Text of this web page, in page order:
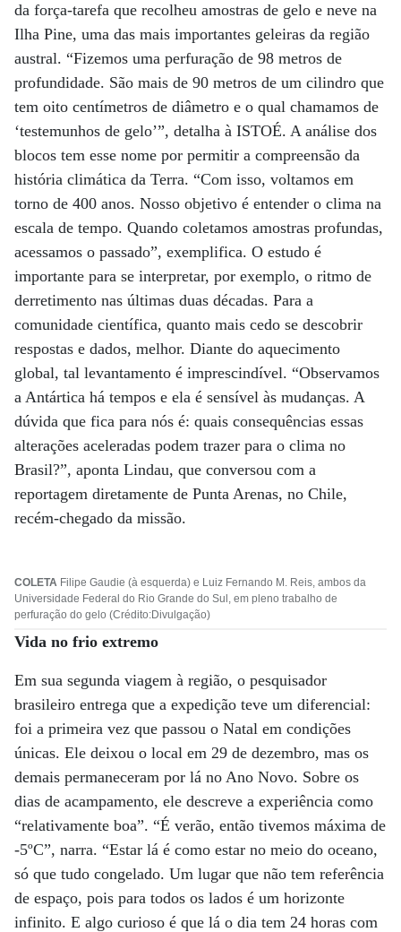
da força-tarefa que recolheu amostras de gelo e neve na
Ilha Pine, uma das mais importantes geleiras da região
austral. “Fizemos uma perfuração de 98 metros de
profundidade. São mais de 90 metros de um cilindro que
tem oito centímetros de diâmetro e o qual chamamos de
‘testemunhos de gelo’”, detalha à ISTOÉ. A análise dos
blocos tem esse nome por permitir a compreensão da
história climática da Terra. “Com isso, voltamos em
torno de 400 anos. Nosso objetivo é entender o clima na
escala de tempo. Quando coletamos amostras profundas,
acessamos o passado”, exemplifica. O estudo é
importante para se interpretar, por exemplo, o ritmo de
derretimento nas últimas duas décadas. Para a
comunidade científica, quanto mais cedo se descobrir
respostas e dados, melhor. Diante do aquecimento
global, tal levantamento é imprescindível. “Observamos
a Antártica há tempos e ela é sensível às mudanças. A
dúvida que fica para nós é: quais consequências essas
alterações aceleradas podem trazer para o clima no
Brasil?”, aponta Lindau, que conversou com a
reportagem diretamente de Punta Arenas, no Chile,
recém-chegado da missão.
COLETA Filipe Gaudie (à esquerda) e Luiz Fernando M. Reis, ambos da
Universidade Federal do Rio Grande do Sul, em pleno trabalho de
perfuração do gelo (Crédito:Divulgação)
Vida no frio extremo
Em sua segunda viagem à região, o pesquisador
brasileiro entrega que a expedição teve um diferencial:
foi a primeira vez que passou o Natal em condições
únicas. Ele deixou o local em 29 de dezembro, mas os
demais permaneceram por lá no Ano Novo. Sobre os
dias de acampamento, ele descreve a experiência como
“relativamente boa”. “É verão, então tivemos máxima de
-5ºC”, narra. “Estar lá é como estar no meio do oceano,
só que tudo congelado. Um lugar que não tem referência
de espaço, pois para todos os lados é um horizonte
infinito. E algo curioso é que lá o dia tem 24 horas com